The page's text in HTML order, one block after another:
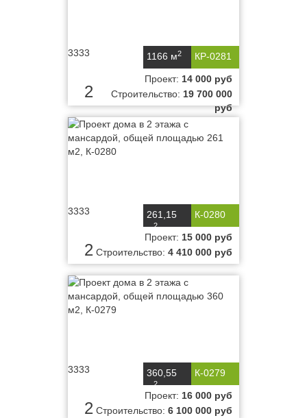
3333 КР-0281
1166 м2
2
Проект: 14 000 руб
Строительство: 19 700 000
руб
3333 К-0280
261,15
м2
2
Проект: 15 000 руб
Строительство: 4 410 000 руб
3333 К-0279
360,55
м2
2
Проект: 16 000 руб
Строительство: 6 100 000 руб